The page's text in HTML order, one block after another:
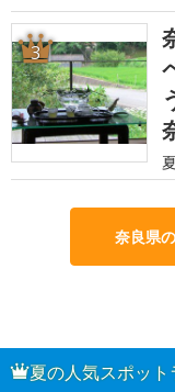
3
奈良県
夏の人気スポット